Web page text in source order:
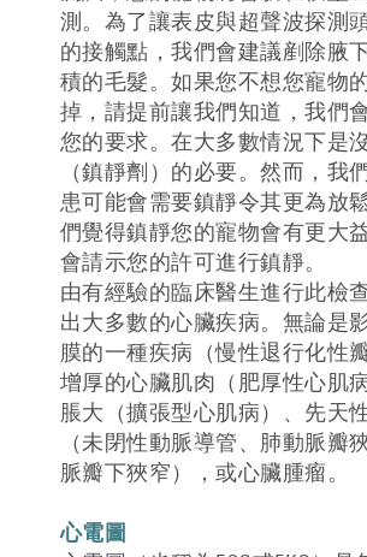
測。為了讓表皮與超聲波探測
的接觸點，我們會建議剷除腋
積的毛髮。如果您不想您寵物
掉，請提前讓我們知道，我們
您的要求。在大多數情況下是
（鎮靜劑）的必要。然而，我
患可能會需要鎮靜令其更為放
們覺得鎮靜您的寵物會有更大
會請示您的許可進行鎮靜。
由有經驗的臨床醫生進行此檢
出大多數的心臟疾病。無論是
膜的一種疾病（慢性退行化性
增厚的心臟肌肉（肥厚性心肌
脹大（擴張型心肌病）、先天
（未閉性動脈導管、肺動脈瓣
脈瓣下狹窄），或心臟腫瘤。
心電圖